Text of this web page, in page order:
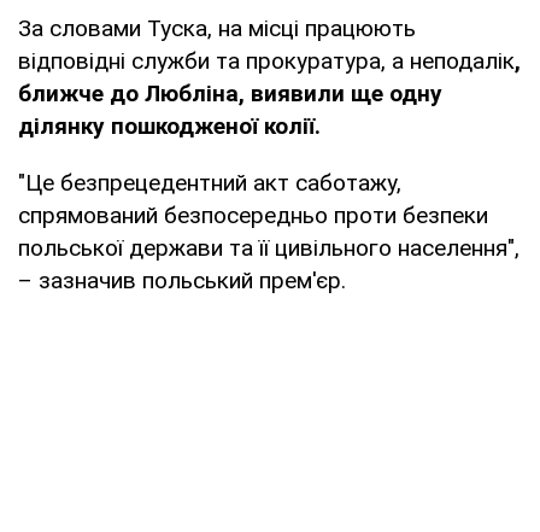
За словами Туска, на місці працюють
відповідні служби та прокуратура, а неподалік,
ближче до Любліна, виявили ще одну
ділянку пошкодженої колії.
"Це безпрецедентний акт саботажу,
спрямований безпосередньо проти безпеки
польської держави та її цивільного населення",
– зазначив польський прем'єр.